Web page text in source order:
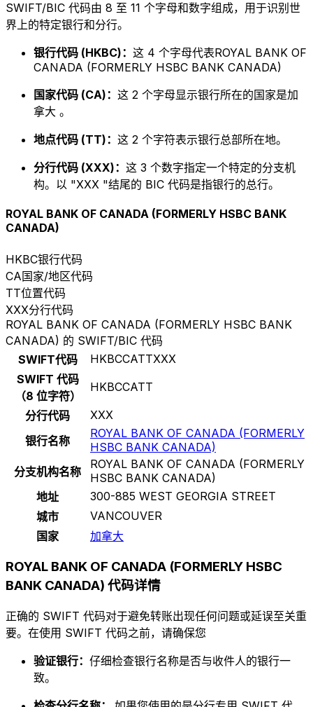
SWIFT/BIC 代码由 8 至 11 个字母和数字组成，用于识别世
界上的特定银行和分行。
银行代码 (HKBC)： 这 4 个字母代表ROYAL BANK OF
CANADA (FORMERLY HSBC BANK CANADA)
国家代码 (CA)： 这 2 个字母显示银行所在的国家是加
拿大 。
地点代码 (TT)： 这 2 个字符表示银行总部所在地。
分行代码 (XXX)： 这 3 个数字指定一个特定的分支机
构。以 "XXX "结尾的 BIC 代码是指银行的总行。
ROYAL BANK OF CANADA (FORMERLY HSBC BANK
CANADA)
HKBC银行代码
CA国家/地区代码
TT位置代码
XXX分行代码
ROYAL BANK OF CANADA (FORMERLY HSBC BANK
CANADA) 的 SWIFT/BIC 代码
SWIFT代码
HKBCCATTXXX
SWIFT 代码
（8 位字符）
HKBCCATT
分行代码
XXX
银行名称
ROYAL BANK OF CANADA (FORMERLY
HSBC BANK CANADA)
分支机构名称
ROYAL BANK OF CANADA (FORMERLY
HSBC BANK CANADA)
地址
300-885 WEST GEORGIA STREET
城市
VANCOUVER
国家
加拿大
ROYAL BANK OF CANADA (FORMERLY HSBC
BANK CANADA) 代码详情
正确的 SWIFT 代码对于避免转账出现任何问题或延误至关重
要。在使用 SWIFT 代码之前，请确保您
验证银行： 仔细检查银行名称是否与收件人的银行一
致。